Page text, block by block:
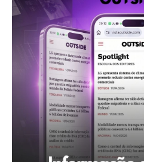
Revista
- Seja Leitor